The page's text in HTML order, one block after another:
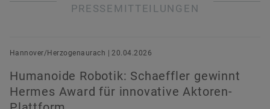
PRESSEMITTEILUNGEN
Hannover/Herzogenaurach | 20.04.2026
Humanoide Robotik: Schaeffler gewinnt
Hermes Award für innovative Aktoren-